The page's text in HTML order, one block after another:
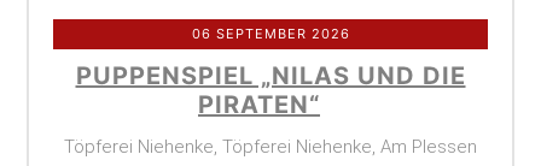
06 SEPTEMBER 2026
PUPPENSPIEL „NILAS UND DIE
PIRATEN“
Töpferei Niehenke, Töpferei Niehenke, Am Plessen